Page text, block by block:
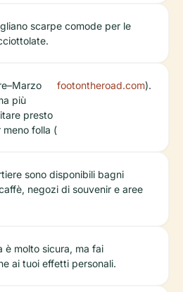
scarpe comode per le
più
presto
folla (
footontheroad.com).
sono disponibili bagni
negozi di souvenir e aree
è molto sicura, ma fai
ai tuoi effetti personali.